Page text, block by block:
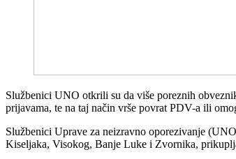
Službenici UNO otkrili su da više poreznih
prijavama, te na taj način vrše povrat PDV-a ili
Službenici Uprave za neizravno oporezivanje
Kiseljaka, Visokog, Banje Luke i Zvornika,